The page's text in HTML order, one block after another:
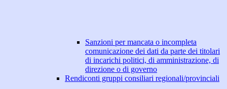
Sanzioni per mancata o incompleta
comunicazione dei dati da parte dei titolari
di incarichi politici, di amministrazione, di
direzione o di governo
Rendiconti gruppi consiliari regionali/provinciali